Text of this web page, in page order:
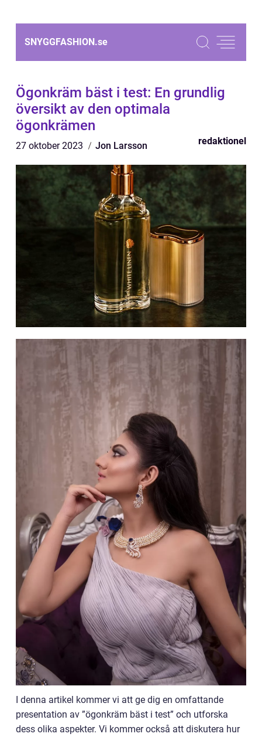
SNYGGFASHION.se
Ögonkräm bäst i test: En grundlig
översikt av den optimala
ögonkrämen
27 oktober 2023 Jon Larsson redaktionel
I denna artikel kommer vi att ge dig en omfattande
presentation av ”ögonkräm bäst i test” och utforska
dess olika aspekter. Vi kommer också att diskutera hur